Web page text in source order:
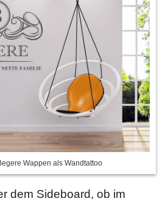
Wappen als Wandtattoo
dem Sideboard, ob im